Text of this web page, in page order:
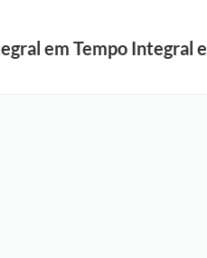
em Tempo Integral